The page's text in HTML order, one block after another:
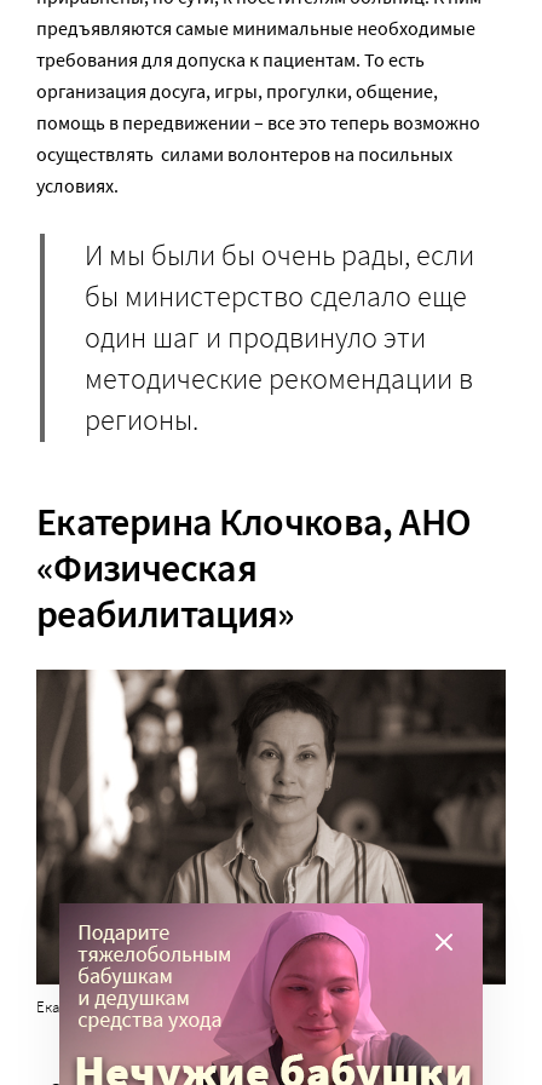
предъявляются самые минимальные необходимые
требования для допуска к пациентам. То есть
организация досуга, игры, прогулки, общение,
помощь в передвижении – все это теперь возможно
осуществлять силами волонтеров на посильных
условиях.
И мы были бы очень рады, если
бы министерство сделало еще
один шаг и продвинуло эти
методические рекомендации в
регионы.
Екатерина Клочкова, АНО
«Физическая
реабилитация»
Екатерина Клочкова. Фото Д. Колосова